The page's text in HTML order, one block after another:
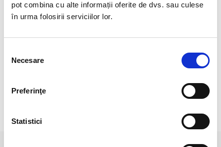
pot combina cu alte informații oferite de dvs. sau culese
în urma folosirii serviciilor lor.
consimțământului
Necesare
Preferinţe
Statistici
Cristal natural 100 %.
Culoarea poate diferi usor, in functie de rezolutia